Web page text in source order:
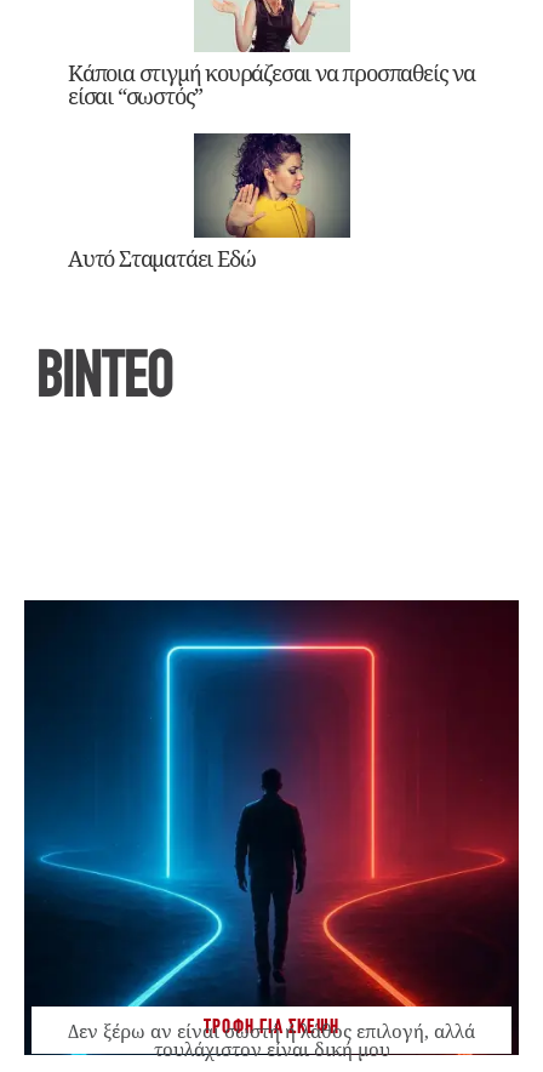
Κάποια στιγμή κουράζεσαι να προσπαθείς να
είσαι “σωστός”
Αυτό Σταματάει Εδώ
ΒΙΝΤΕΟ
ΤΡΟΦΗ ΓΙΑ ΣΚΕΨΗ
Δεν ξέρω αν είναι σωστή ή λάθος επιλογή, αλλά
τουλάχιστον είναι δική μου